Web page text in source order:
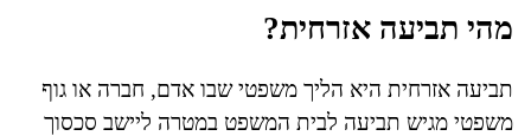
מהי תביעה אזרחית?
תביעה אזרחית היא הליך משפטי שבו אדם, חברה או גוף
משפטי מגיש תביעה לבית המשפט במטרה ליישב סכסוך